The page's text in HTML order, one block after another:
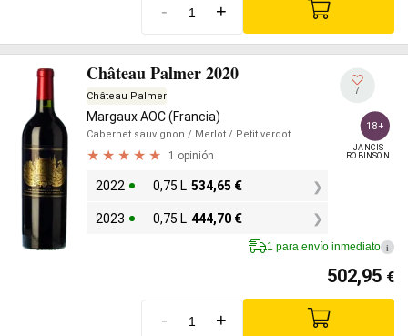
- +
Château Palmer 2020
Château Palmer
Margaux AOC (Francia)
Cabernet sauvignon / Merlot / Petit verdot
1 opinión
2022 0,75 L 534,65 €
2023 0,75 L 444,70 €
7
18+
JANCIS
ROBINSON
1 para envío inmediato i
502,95 €
- +